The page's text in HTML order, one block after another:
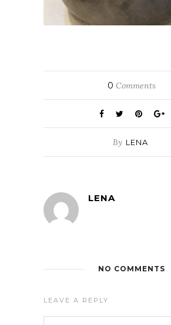
0 Comments
By LENA
LENA
NO COMMENTS
LEAVE A REPLY